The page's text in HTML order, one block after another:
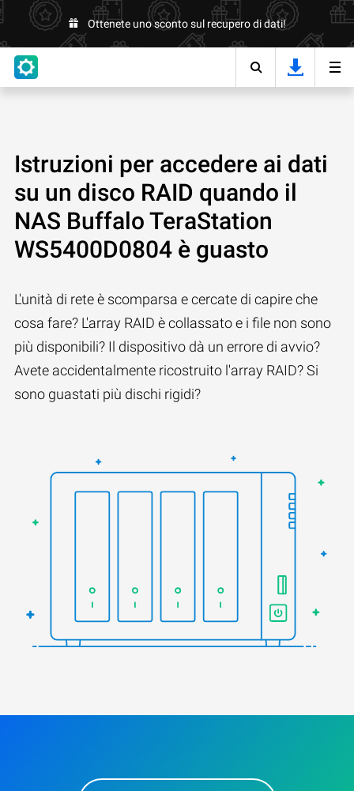
Ottenete uno sconto sul recupero di dati!
Istruzioni per accedere ai dati
su un disco RAID quando il
NAS Buffalo TeraStation
WS5400D0804 è guasto
L'unità di rete è scomparsa e cercate di capire che
cosa fare? L'array RAID è collassato e i file non sono
più disponibili? Il dispositivo dà un errore di avvio?
Avete accidentalmente ricostruito l'array RAID? Si
sono guastati più dischi rigidi?